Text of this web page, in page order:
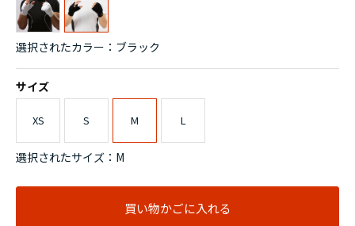
選択されたカラー：ブラック
サイズ
XS S M L
選択されたサイズ：M
買い物かごに入れる